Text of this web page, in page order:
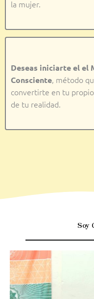
la mujer.
Deseas iniciarte el el
Consciente, método
convertirte en tu
de tu realidad.
Soy